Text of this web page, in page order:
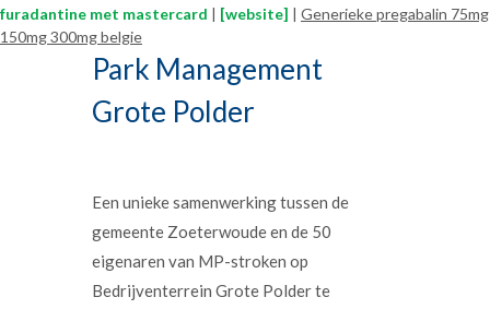
furadantine met mastercard | [website] | Generieke pregabalin 75mg
150mg 300mg belgie
Park Management
Grote Polder
Een unieke samenwerking tussen de
gemeente Zoeterwoude en de 50
eigenaren van MP-stroken op
Bedrijventerrein Grote Polder te